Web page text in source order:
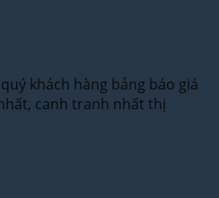
khách hàng bảng báo giá
canh tranh nhất thị